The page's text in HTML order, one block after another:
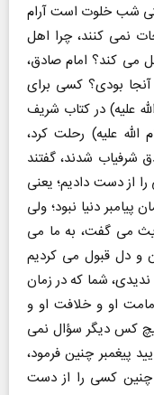
شب خلوت است آرام
نمی کنند، چرا اهل
کسی نقل می کند؟ امام صادق،
بودی؟ کسی برای
علیه) در کتاب شریف
الله علیه) رحلت کرد،
شرفیاب شدند، گفتند
از دست دادیم؛ یعنی
پیامبر دنیا نبود؛ ولی
می گفت، به ما می
و دل قبول می کردیم
شما که در زمان
او و خلافت او و
کس دیگر سؤال نمی
پیغمبر چنین فرمود،
چنین کسی را از دست